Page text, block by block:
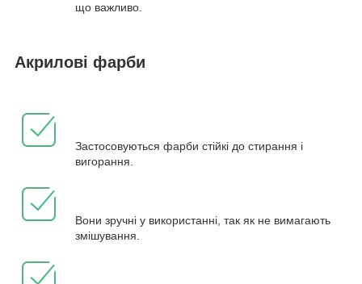
що важливо.
Акрилові фарби
Застосовуються фарби стійкі до стирання і
вигорання.
Вони зручні у використанні, так як не вимагають
змішування.